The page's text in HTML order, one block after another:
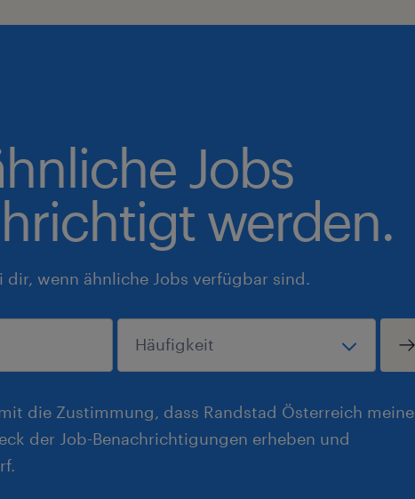
Jobs
werden.
dir, wenn ähnliche Jobs verfügbar sind.
die Zustimmung, dass Randstad Österreich meine
der Job-Benachrichtigungen erheben und